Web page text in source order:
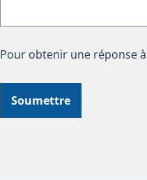
Pour obtenir une réponse
Soumettre